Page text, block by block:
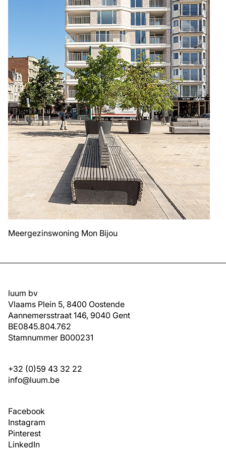
Meergezinswoning Mon Bijou
luum bv
Vlaams Plein 5, 8400 Oostende
Aannemersstraat 146, 9040 Gent
BE0845.804.762
Stamnummer B000231
+32 (0)59 43 32 22
info@luum.be
Facebook
Instagram
Pinterest
LinkedIn